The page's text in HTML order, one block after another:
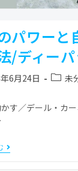
パワーと
/ディー
6月24日 未
かす／デール・カ